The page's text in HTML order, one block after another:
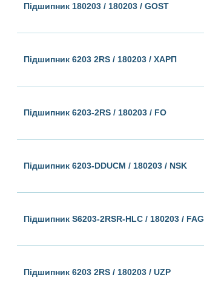
Підшипник 180203 / 180203 / GOST
Підшипник 6203 2RS / 180203 / ХАРП
Підшипник 6203-2RS / 180203 / FO
Підшипник 6203-DDUCM / 180203 / NSK
Підшипник S6203-2RSR-HLC / 180203 / FAG
Підшипник 6203 2RS / 180203 / UZP